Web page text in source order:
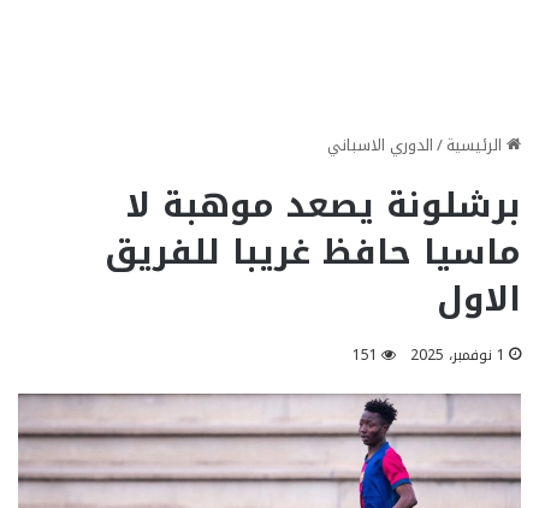
الرئيسية/الدوري الاسباني
برشلونة يصعد موهبة لا
ماسيا حافظ غريبا للفريق
الاول
1 نوفمبر، 2025 151